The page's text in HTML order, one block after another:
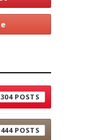
304
444